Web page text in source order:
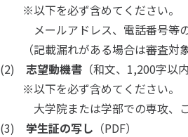
※以下を必ず含めてください。
メールアドレス、電話番号等の
（記載漏れがある場合は審査対象
(2) 志望動機書 （和文、1,200字以
※以下を必ず含めてください。
大学院または学部での専攻、こ
(3) 学生証の写し （PDF）